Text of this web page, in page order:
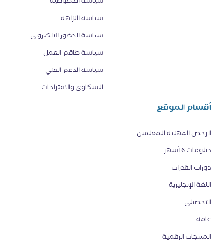
سياسة النزاهة
سياسة الحضور الالكتروني
سياسة طاقم العمل
سياسة الدعم الفني
للشكاوى والاقتراحات
أقسام الموقع
الرخص المهنية للمعلمين
دبلومات 6 أشهر
دورات القدرات
اللغة الإنجليزية
التحصيلي
عامة
المنتجات الرقمية